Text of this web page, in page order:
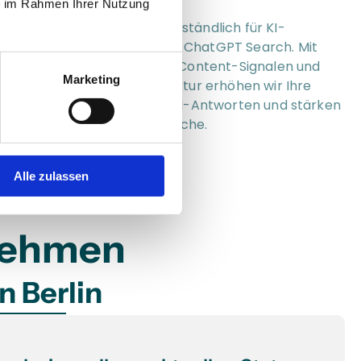
Rahmen Ihrer Nutzung
Marketing
Alle zulassen
Wir machen Ihre Website verständlich für KI-
wie Google SGE und ChatGPT Search. Mit
strukturierten Daten, klaren Content-Signalen und
einer optimierten Seitenstruktur erhöhen wir Ihre
Sichtbarkeit in generativen KI-Antworten und stärken
Ihre Position in der lokalen Suche.
Berlin